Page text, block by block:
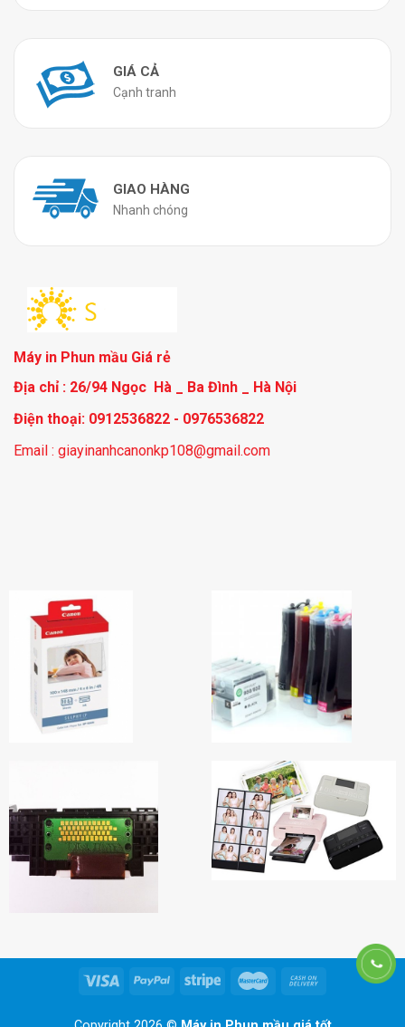
GIÁ CẢ
Cạnh tranh
GIAO HÀNG
Nhanh chóng
Máy in Phun mầu Giá rẻ
Địa chỉ : 26/94 Ngọc Hà _ Ba Đình _ Hà Nội
Điện thoại: 0912536822 - 0976536822
Email : giayinanhcanonkp108@gmail.com